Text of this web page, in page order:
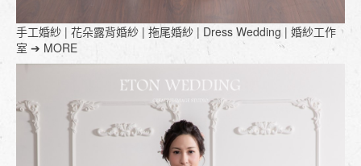
手工婚紗 | 花朵露背婚紗 | 拖尾婚紗 | Dress Wedding | 婚紗工作
室 ➔ MORE